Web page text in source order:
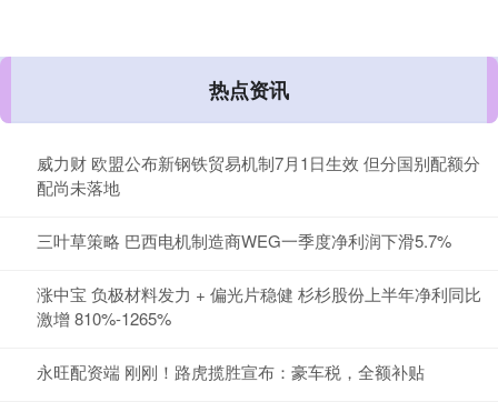
热点资讯
威力财 欧盟公布新钢铁贸易机制7月1日生效 但分国别配额分
配尚未落地
三叶草策略 巴西电机制造商WEG一季度净利润下滑5.7%
涨中宝 负极材料发力 + 偏光片稳健 杉杉股份上半年净利同比
激增 810%-1265%
永旺配资端 刚刚！路虎揽胜宣布：豪车税，全额补贴